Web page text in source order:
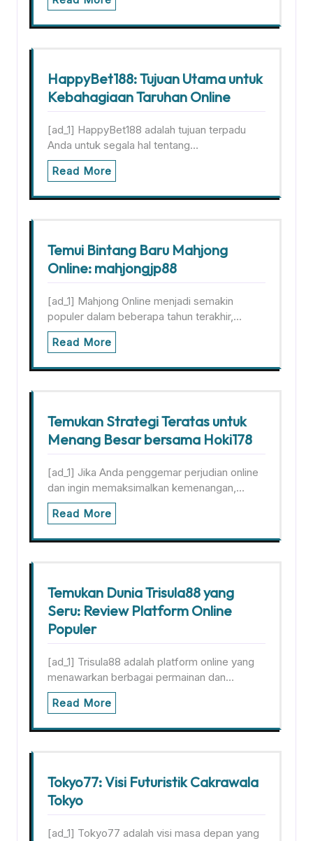
HappyBet188: Tujuan Utama untuk
Kebahagiaan Taruhan Online
[ad_1] HappyBet188 adalah tujuan terpadu
Anda untuk segala hal tentang…
Read More
Temui Bintang Baru Mahjong
Online: mahjongjp88
[ad_1] Mahjong Online menjadi semakin
populer dalam beberapa tahun terakhir,…
Read More
Temukan Strategi Teratas untuk
Menang Besar bersama Hoki178
[ad_1] Jika Anda penggemar perjudian online
dan ingin memaksimalkan kemenangan,…
Read More
Temukan Dunia Trisula88 yang
Seru: Review Platform Online
Populer
[ad_1] Trisula88 adalah platform online yang
menawarkan berbagai permainan dan…
Read More
Tokyo77: Visi Futuristik Cakrawala
Tokyo
[ad_1] Tokyo77 adalah visi masa depan yang